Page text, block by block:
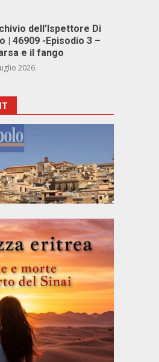
dell’Ispettore Di
| 46909 -Episodio 3 –
e il fango
2026